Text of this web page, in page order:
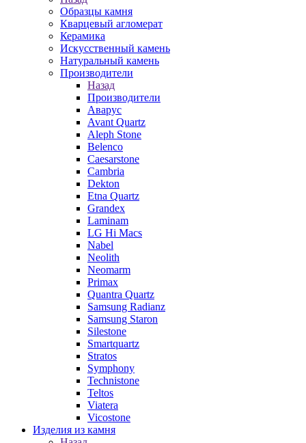
Образцы камня
Кварцевый агломерат
Керамика
Искусственный камень
Натуральный камень
Производители
Назад
Производители
Аварус
Avant Quartz
Aleph Stone
Belenco
Caesarstone
Cambria
Dekton
Etna Quartz
Grandex
Laminam
LG Hi Macs
Nabel
Neolith
Neomarm
Primax
Quantra Quartz
Samsung Radianz
Samsung Staron
Silestone
Smartquartz
Stratos
Symphony
Technistone
Teltos
Viatera
Vicostone
Изделия из камня